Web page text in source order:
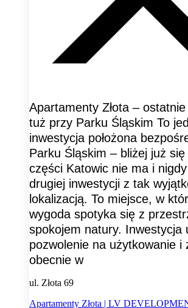
Apartamenty Złota –
tuż przy Parku Śląskim To
inwestycja położona
Parku Śląskim – bliżej już
części Katowic nie ma i
drugiej inwestycji z tak
lokalizacją. To miejsce, w
wygoda spotyka się z
spokojem natury. Inwestycja
pozwolenie na użytkowanie i
obecnie w
ul. Złota 69
Apartamenty Złota | LV